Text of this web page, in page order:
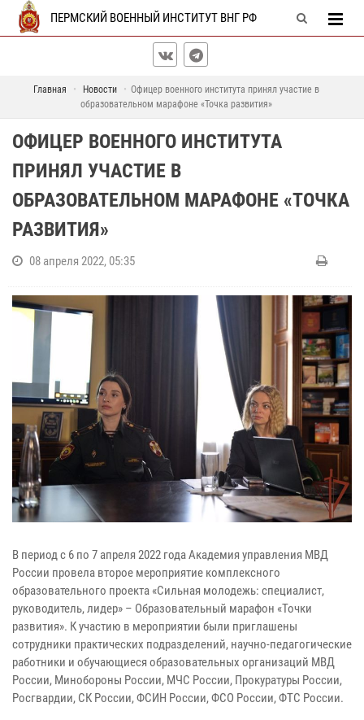
ПЕРМСКИЙ ВОЕННЫЙ ИНСТИТУТ ВНГ РФ
Главная Новости
Офицер военного института принял участие в
образовательном марафоне «Точка развития»
ОФИЦЕР ВОЕННОГО ИНСТИТУТА
ПРИНЯЛ УЧАСТИЕ В
ОБРАЗОВАТЕЛЬНОМ МАРАФОНЕ «ТОЧКА
РАЗВИТИЯ»
08 апреля 2022, 05:35
В период с 6 по 7 апреля 2022 года Академия управления МВД
России провела второе мероприятие комплексного
образовательного проекта «Сильная молодежь: специалист,
руководитель, лидер» – Образовательный марафон «Точки
развития». К участию в мероприятии были приглашены
сотрудники практических подразделений, научно-педагогические
работники и обучающиеся образовательных организаций МВД
России, Минобороны России, МЧС России, Прокуратуры России,
Росгвардии, СК России, ФСИН России, ФСО России, ФТС России.